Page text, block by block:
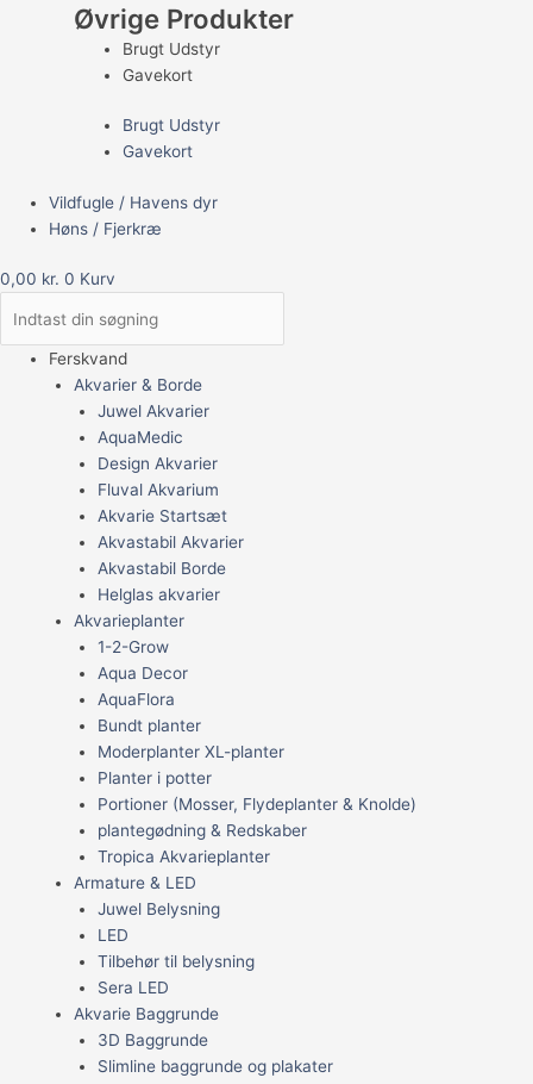
Øvrige Produkter
Brugt Udstyr
Gavekort
Brugt Udstyr
Gavekort
Vildfugle / Havens dyr
Høns / Fjerkræ
0,00 kr. 0 Kurv
Ferskvand
Akvarier & Borde
Juwel Akvarier
AquaMedic
Design Akvarier
Fluval Akvarium
Akvarie Startsæt
Akvastabil Akvarier
Akvastabil Borde
Helglas akvarier
Akvarieplanter
1-2-Grow
Aqua Decor
AquaFlora
Bundt planter
Moderplanter XL-planter
Planter i potter
Portioner (Mosser, Flydeplanter & Knolde)
plantegødning & Redskaber
Tropica Akvarieplanter
Armature & LED
Juwel Belysning
LED
Tilbehør til belysning
Sera LED
Akvarie Baggrunde
3D Baggrunde
Slimline baggrunde og plakater